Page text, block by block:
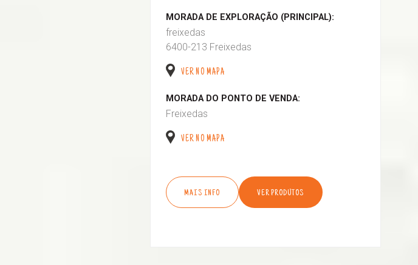
MORADA DE EXPLORAÇÃO (PRINCIPAL):
freixedas
6400-213 Freixedas
VER NO MAPA
MORADA DO PONTO DE VENDA:
Freixedas
VER NO MAPA
MAIS INFO VER PRODUTOS